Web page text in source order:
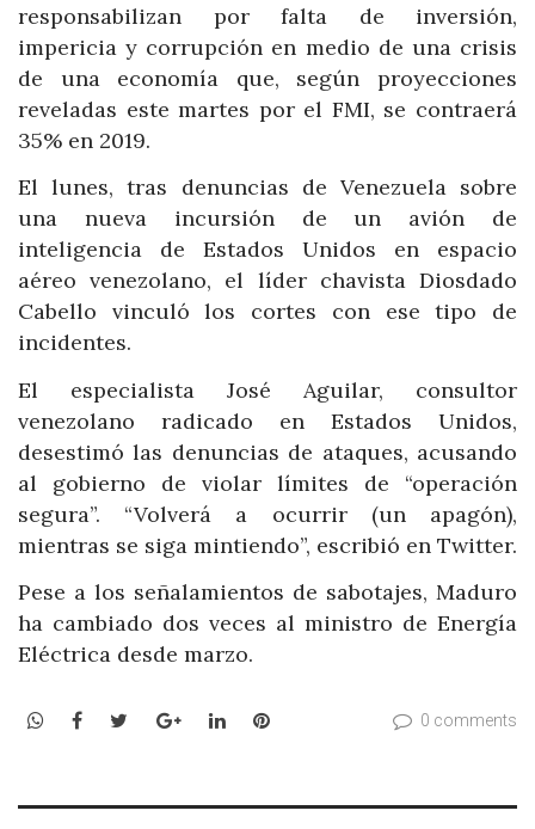
responsabilizan por falta de inversión,
impericia y corrupción en medio de una crisis
de una economía que, según proyecciones
reveladas este martes por el FMI, se contraerá
35% en 2019.
El lunes, tras denuncias de Venezuela sobre
una nueva incursión de un avión de
inteligencia de Estados Unidos en espacio
aéreo venezolano, el líder chavista Diosdado
Cabello vinculó los cortes con ese tipo de
incidentes.
El especialista José Aguilar, consultor
venezolano radicado en Estados Unidos,
desestimó las denuncias de ataques, acusando
al gobierno de violar límites de “operación
segura”. “Volverá a ocurrir (un apagón),
mientras se siga mintiendo”, escribió en Twitter.
Pese a los señalamientos de sabotajes, Maduro
ha cambiado dos veces al ministro de Energía
Eléctrica desde marzo.
WhatsApp
Facebook
TwitterGoogle+LinkedInPinterest 0 comments